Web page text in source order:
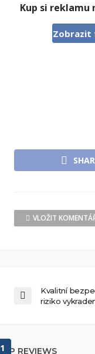
Kup si reklamu
Zobrazit
VLOŽIT
Kvalitní
riziko
TOP REVIEWS
1